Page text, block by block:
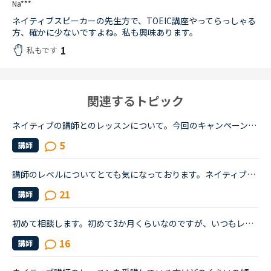
Na***
ネイティブスピーカーの先生方で、TOEIC講座やってらっしゃる
方、確かに少ないですよね。私も興味あります。
私もです 1
関連するトピック
ネイティブの講師とのレッスンについて。今回のキャンペーンを利用して、ネイティブの講師とのレッスンを予約したのですが、どの教材でレッスンを受けたらいいか迷っています。普段は、カラン、スピーキング、デ...
講師 5
講師のレベルについてとても気になっております。ネイティブキャンプをはじめて3年です。文法と発音の基礎から始めてきたおかげで、段々と言いたいことを表現でき、先生の話していることもほぼ理解できるようにな...
講師 21
初めて相談します。初めて3か月くらいなのですが、いつもレッスンを受ける時は先生のプロフィールを見て評価も見て、よさそうな先生はすぐレッスン中になってしまうのですぐにレッスンを始めます。たまに合わない...
講師 16